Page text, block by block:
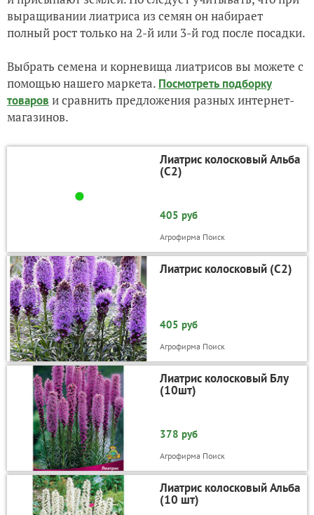
выращивании лиатриса из семян он набирает
полный рост только на 2-й или 3-й год после посадки.
Выбрать семена и корневища лиатрисов вы можете с
помощью нашего маркета. Посмотреть подборку
товаров и сравнить предложения разных интернет-
магазинов.
Лиатрис колосковый Альба
(С2)
405 руб
Агрофирма Поиск
Лиатрис колосковый (С2)
405 руб
Агрофирма Поиск
Лиатрис колосковый Блу
(10шт)
378 руб
Агрофирма Поиск
Лиатрис колосковый Альба
(10 шт)